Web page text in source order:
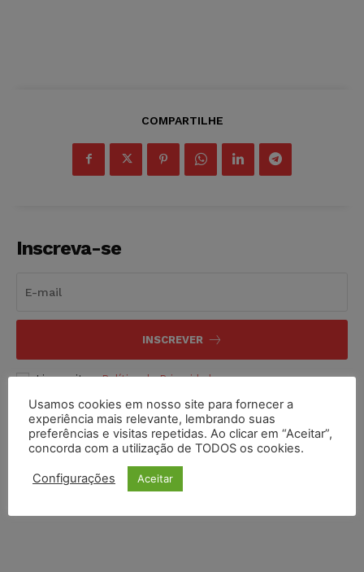
COMPARTILHE
Inscreva-se
INSCREVER
Li e aceito aPolítica de Privacidade.
Usamos cookies em nosso site para fornecer a
experiência mais relevante, lembrando suas
preferências e visitas repetidas. Ao clicar em “Aceitar”,
concorda com a utilização de TODOS os cookies.
Configurações Aceitar